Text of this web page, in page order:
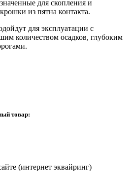
для скопления и
из пятна контакта.
для эксплуатации с
количеством осадков, глубоким
товар:
(интернет эквайринг)